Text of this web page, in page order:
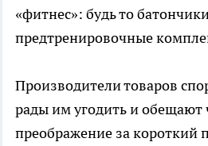
«фитнес»: будь то
предтренировочные
Производители товаров
рады им угодить и обещают
преображение за короткий